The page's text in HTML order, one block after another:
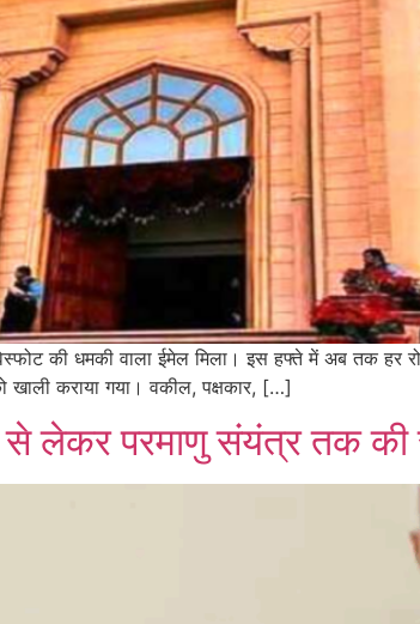
की धमकी वाला ईमेल मिला। इस हफ्ते में अब तक हर
खाली कराया गया। वकील, पक्षकार, […]
से लेकर परमाणु संयंत्र तक की